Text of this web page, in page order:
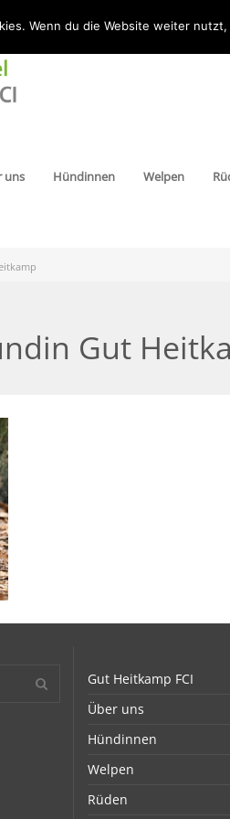
uns Hündinnen Welpen
Gut
Gut Heitkamp FCI
Über uns
Hündinnen
Welpen
Rüden
Wenn du die Website weiter